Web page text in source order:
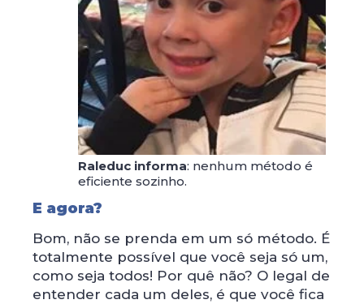
Raleduc informa: nenhum método é
eficiente sozinho.
E agora?
Bom, não se prenda em um só método. É
totalmente possível que você seja só um,
como seja todos! Por quê não? O legal de
entender cada um deles, é que você fica